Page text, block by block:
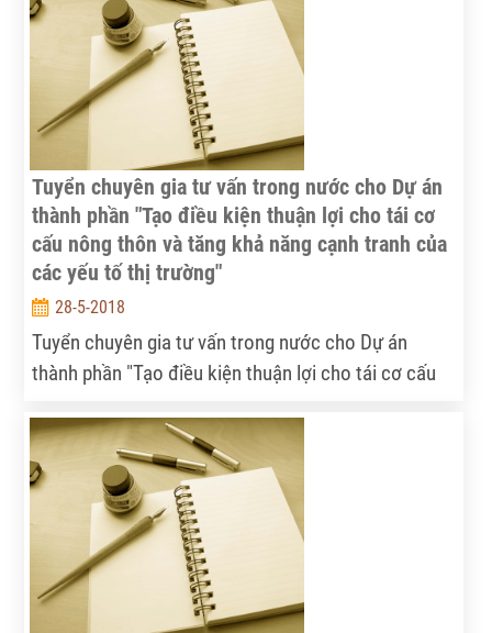
Tuyển chuyên gia tư vấn trong nước cho Dự án
thành phần "Tạo điều kiện thuận lợi cho tái cơ
cấu nông thôn và tăng khả năng cạnh tranh của
các yếu tố thị trường"
28-5-2018
Tuyển chuyên gia tư vấn trong nước cho Dự án
thành phần "Tạo điều kiện thuận lợi cho tái cơ cấu
tố thị trường".